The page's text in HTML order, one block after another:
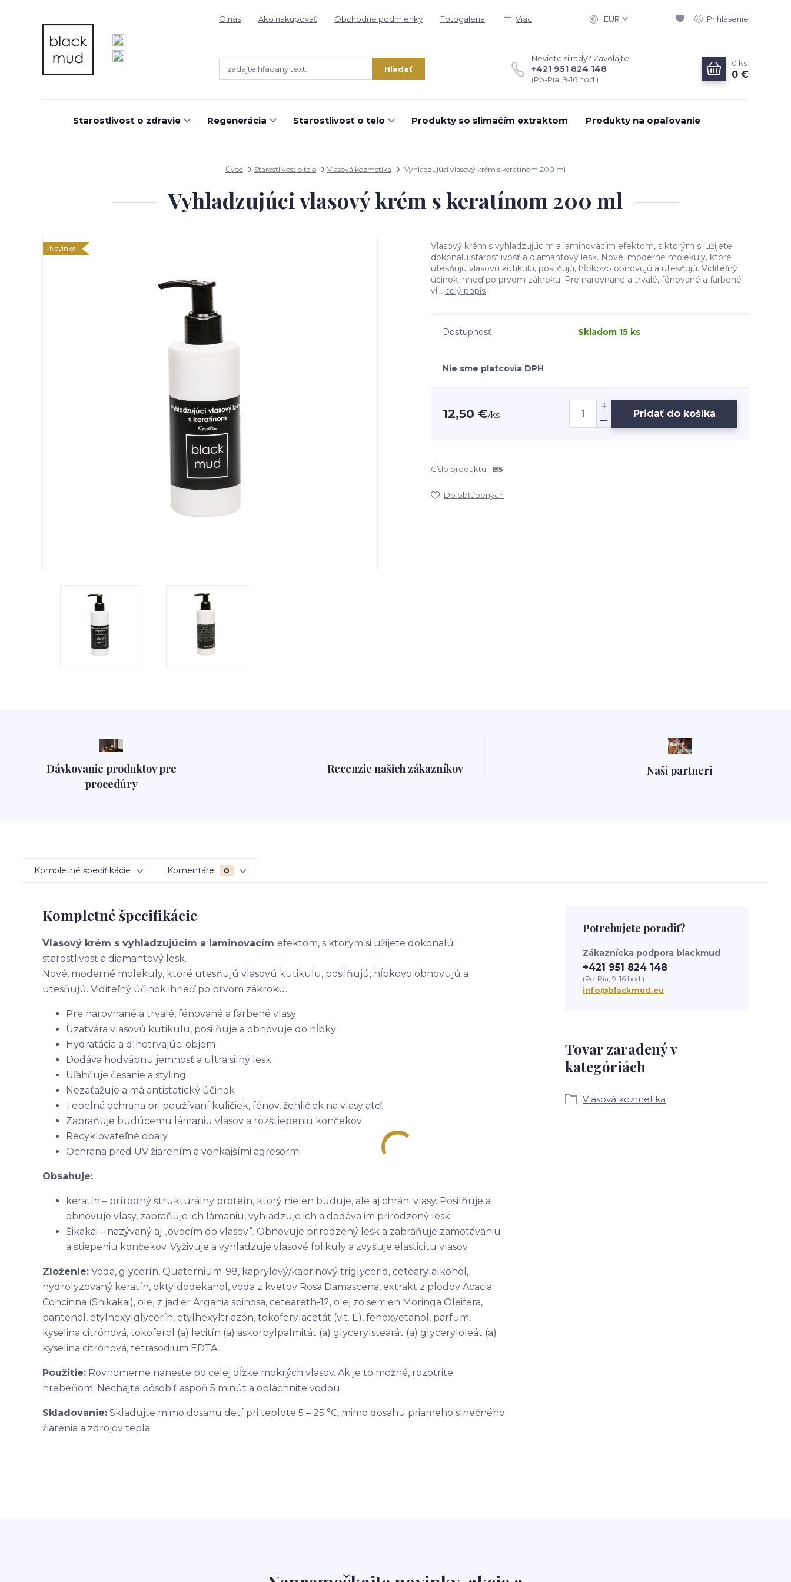
O nás Ako nakupovať Obchodné podmienky Fotogaléria Viac EUR Prihlásenie
Hľadať
Neviete si rady? Zavolajte.
+421 951 824 148
(Po-Pia, 9-16 hod.)
0 ks
0 €
Starostlivosť o zdravie Regenerácia Starostlivosť o telo Produkty so slimačím extraktom Produkty na opaľovanie
Úvod Starostlivosť o telo Vlasová kozmetika Vyhladzujúci vlasový krém s keratínom 200 ml
Vyhladzujúci vlasový krém s keratínom 200 ml
Novinka
Vlasový krém s vyhladzujúcim a laminovacím efektom, s ktorým si užijete
dokonalú starostlivosť a diamantový lesk. Nové, moderné molekuly, ktoré
utesňujú vlasovú kutikulu, posilňujú, hĺbkovo obnovujú a utesňujú. Viditeľný
účinok ihneď po prvom zákroku. Pre narovnané a trvalé, fénované a farbené
vl... celý popis
Dostupnosť Skladom 15 ks
Nie sme platcovia DPH
12,50 €/ks Pridať do košíka
Číslo produktu: B5
Do obľúbených
Dávkovanie produktov pre
procedúry
Recenzie našich zákazníkov Naši partneri
Kompletné špecifikácie Komentáre 0
Kompletné špecifikácie
Vlasový krém s vyhladzujúcim a laminovacím efektom, s ktorým si užijete dokonalú
starostlivosť a diamantový lesk.
Nové, moderné molekuly, ktoré utesňujú vlasovú kutikulu, posilňujú, hĺbkovo obnovujú a
utesňujú. Viditeľný účinok ihneď po prvom zákroku.
Pre narovnané a trvalé, fénované a farbené vlasy
Uzatvára vlasovú kutikulu, posilňuje a obnovuje do hĺbky
Hydratácia a dlhotrvajúci objem
Dodáva hodvábnu jemnosť a ultra silný lesk
Uľahčuje česanie a styling
Nezaťažuje a má antistatický účinok
Tepelná ochrana pri používaní kuličiek, fénov, žehličiek na vlasy atď.
Zabraňuje budúcemu lámaniu vlasov a rozštiepeniu končekov
Recyklovateľné obaly
Ochrana pred UV žiarením a vonkajšími agresormi
Obsahuje:
keratín – prírodný štrukturálny proteín, ktorý nielen buduje, ale aj chráni vlasy. Posilňuje a
obnovuje vlasy, zabraňuje ich lámaniu, vyhladzuje ich a dodáva im prirodzený lesk.
Šikakai – nazývaný aj „ovocím do vlasov“. Obnovuje prirodzený lesk a zabraňuje zamotávaniu
a štiepeniu končekov. Vyživuje a vyhladzuje vlasové folikuly a zvyšuje elasticitu vlasov.
Zloženie: Voda, glycerín, Quaternium-98, kaprylový/kaprinový triglycerid, cetearylalkohol,
hydrolyzovaný keratín, oktyldodekanol, voda z kvetov Rosa Damascena, extrakt z plodov Acacia
Concinna (Shikakai), olej z jadier Argania spinosa, ceteareth-12, olej zo semien Moringa Oleifera,
pantenol, etylhexylglycerín, etylhexyltriazón, tokoferylacetát (vit. E), fenoxyetanol, parfum,
kyselina citrónová, tokoferol (a) lecitín (a) askorbylpalmitát (a) glycerylstearát (a) glyceryloleát (a)
kyselina citrónová, tetrasodium EDTA.
Použitie: Rovnomerne naneste po celej dĺžke mokrých vlasov. Ak je to možné, rozotrite
hrebeňom. Nechajte pôsobiť aspoň 5 minút a opláchnite vodou.
Skladovanie: Skladujte mimo dosahu detí pri teplote 5 – 25 °C, mimo dosahu priameho slnečného
žiarenia a zdrojov tepla.
Tovar zaradený v
kategóriách
Vlasová kozmetika
Potrebujete poradiť?
Zákaznícka podpora blackmud
+421 951 824 148
(Po-Pia, 9-16 hod.)
info@blackmud.eu